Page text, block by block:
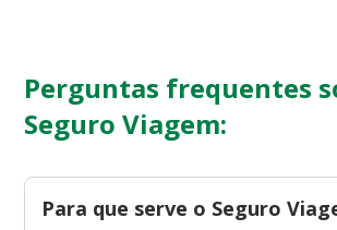
Perguntas frequentes
Seguro Viagem:
Para que serve o Seguro